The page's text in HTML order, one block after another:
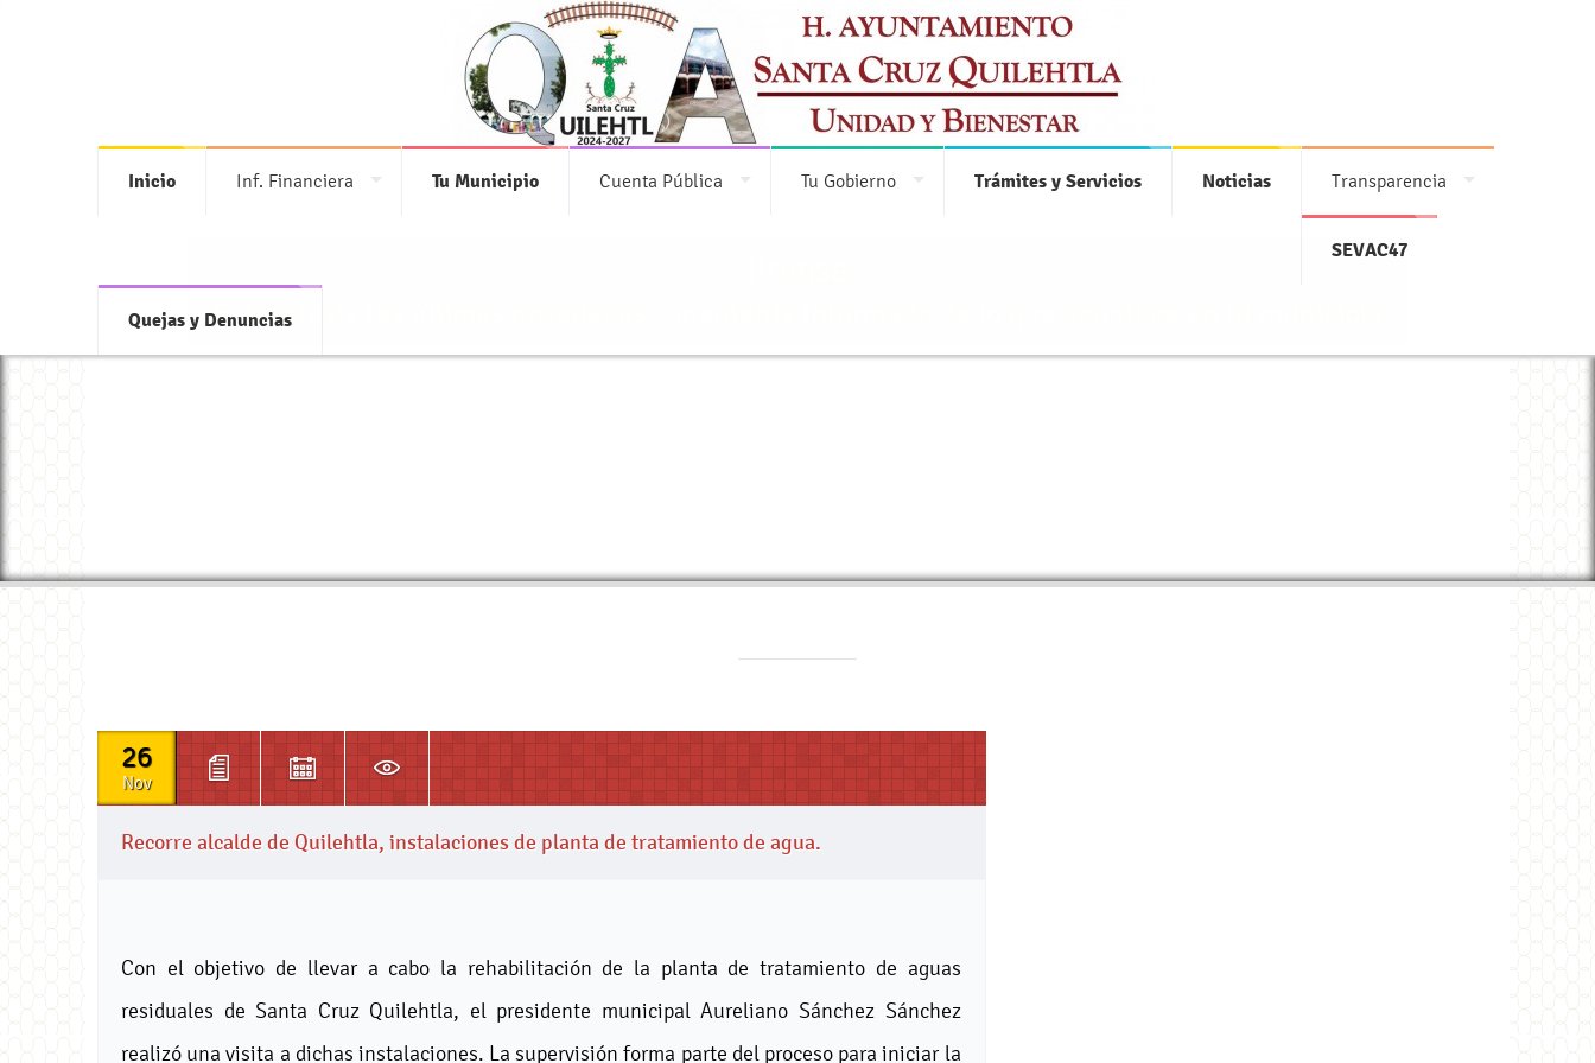
Inicio Inf. Financiera Tu Municipio Cuenta Pública Tu Gobierno Trámites y Servicios Noticias Transparencia
SEVAC47
Quejas y DenunciasEntérate de las últimas novedades y mantente informado de lo que acontece en tu municipio
26
Nov
Recorre alcalde de Quilehtla, instalaciones de planta de tratamiento de agua.
Con el objetivo de llevar a cabo la rehabilitación de la planta de tratamiento de aguas
residuales de Santa Cruz Quilehtla, el presidente municipal Aureliano Sánchez Sánchez
realizó una visita a dichas instalaciones. La supervisión forma parte del proceso para iniciar la